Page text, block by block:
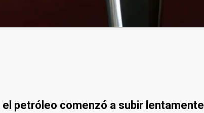
el petróleo comenzó a subir lentamente